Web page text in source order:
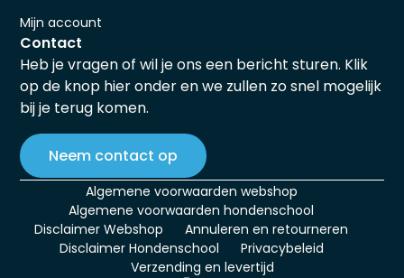
Mijn account
Contact
Heb je vragen of wil je ons een bericht sturen. Klik
op de knop hier onder en we zullen zo snel mogelijk
bij je terug komen.
Neem contact op
Algemene voorwaarden webshop
Algemene voorwaarden hondenschool
Disclaimer Webshop
Annuleren en retourneren
Disclaimer Hondenschool
Privacybeleid
Verzending en levertijd